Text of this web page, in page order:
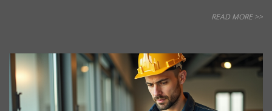
READ MORE >>